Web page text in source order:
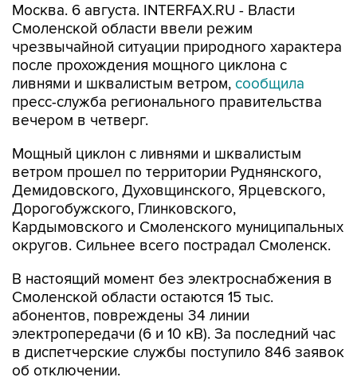
Москва. 6 августа. INTERFAX.RU - Власти
Смоленской области ввели режим
чрезвычайной ситуации природного характера
после прохождения мощного циклона с
ливнями и шквалистым ветром, сообщила
пресс-служба регионального правительства
вечером в четверг.
Мощный циклон с ливнями и шквалистым
ветром прошел по территории Руднянского,
Демидовского, Духовщинского, Ярцевского,
Дорогобужского, Глинковского,
Кардымовского и Смоленского муниципальных
округов. Сильнее всего пострадал Смоленск.
В настоящий момент без электроснабжения в
Смоленской области остаются 15 тыс.
абонентов, повреждены 34 линии
электропередачи (6 и 10 кВ). За последний час
в диспетчерские службы поступило 846 заявок
об отключении.